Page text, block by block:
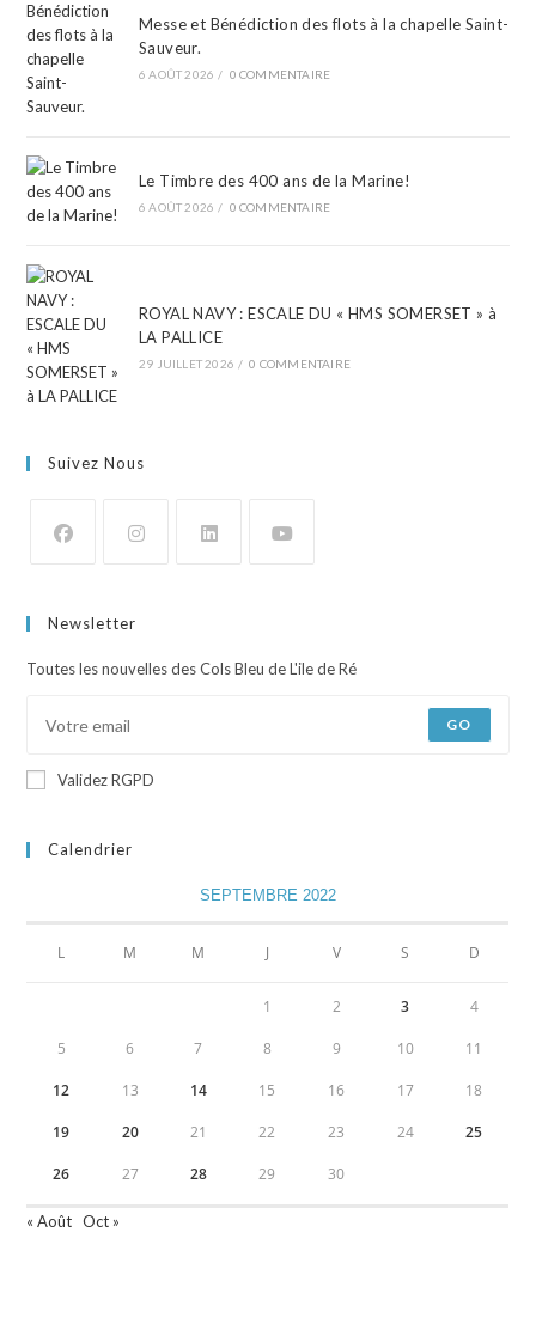
Messe et Bénédiction des flots à la chapelle Saint-
Sauveur.
6 AOÛT 2026 / 0 COMMENTAIRE
Le Timbre des 400 ans de la Marine!
6 AOÛT 2026 / 0 COMMENTAIRE
ROYAL NAVY : ESCALE DU « HMS SOMERSET » à
LA PALLICE
29 JUILLET 2026 / 0 COMMENTAIRE
Suivez Nous
Newsletter
Toutes les nouvelles des Cols Bleu de L'ile de Ré
GO
Validez RGPD
Calendrier
SEPTEMBRE 2022
L M M J V S D
1 2 3 4
5 6 7 8 9 10 11
12 13 14 15 16 17 18
19 20 21 22 23 24 25
26 27 28 29 30
« Août Oct »